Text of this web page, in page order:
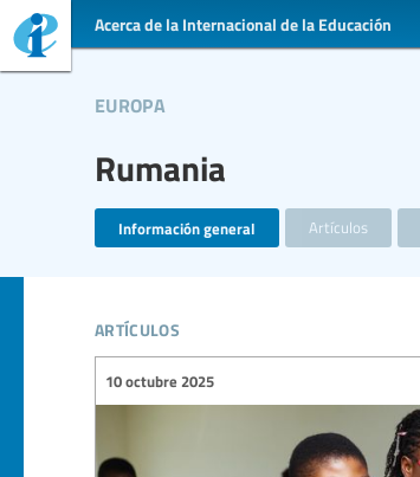
Acerca de la Internacional de la Educación
Rumania
europa
Información general Artículos
artículos
10 octubre 2025